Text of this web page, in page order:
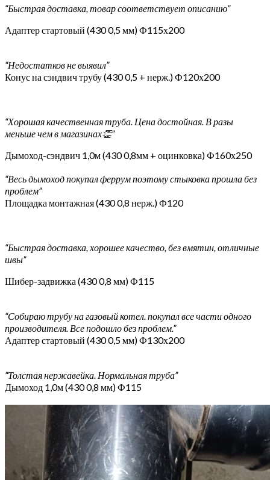
“Быстрая доставка, товар соответствует описанию”
Адаптер стартовый (430 0,5 мм) Ф115х200
“Недостатков не выявил”
Конус на сэндвич трубу (430 0,5 + нерж.) Ф120х200
“Хорошая качественная труба. Цена достойная. В разы
меньше чем в магазинах👏”
Дымоход-сэндвич 1,0м (430 0,8мм + оцинковка) Ф160х250
“Весь дымоход покупал феррум поэтому стыковка прошла без
проблем”
Площадка монтажная (430 0,8 нерж.) Ф120
“Быстрая доставка, хорошее качество, без вмятин, отличные
швы”
Шибер-задвижка (430 0,8 мм) Ф115
“Собираю трубу на газовый котел. покупал все части одного
производителя. Все подошло без проблем.”
Адаптер стартовый (430 0,5 мм) Ф130х200
“Толстая нержавейка. Нормальная труба”
Дымоход 1,0м (430 0,8 мм) Ф115